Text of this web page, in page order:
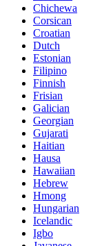
Chichewa
Corsican
Croatian
Dutch
Estonian
Filipino
Finnish
Frisian
Galician
Georgian
Gujarati
Haitian
Hausa
Hawaiian
Hebrew
Hmong
Hungarian
Icelandic
Igbo